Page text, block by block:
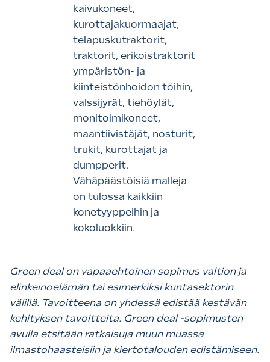
kaivukoneet,
kurottajakuormaajat,
telapuskutraktorit,
traktorit, erikoistraktorit
ympäristön- ja
kiinteistönhoidon töihin,
valssijyrät, tiehöylät,
monitoimikoneet,
maantiivistäjät, nosturit,
trukit, kurottajat ja
dumpperit.
Vähäpäästöisiä malleja
on tulossa kaikkiin
konetyyppeihin ja
kokoluokkiin.
Green deal on vapaaehtoinen sopimus valtion ja
elinkeinoelämän tai esimerkiksi kuntasektorin
välillä. Tavoitteena on yhdessä edistää kestävän
kehityksen tavoitteita. Green deal -sopimusten
avulla etsitään ratkaisuja muun muassa
ilmastohaasteisiin ja kiertotalouden edistämiseen.